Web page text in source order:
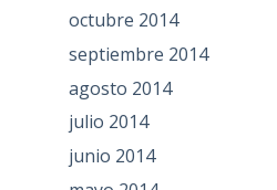
octubre 2014
septiembre 2014
agosto 2014
julio 2014
junio 2014